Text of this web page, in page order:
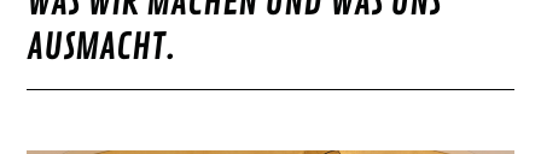
AUSMACHT.